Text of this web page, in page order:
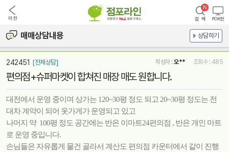
매매상담내용 상담하기
242451 [전체상담] 작성자 : 오** 조회수 : 485
편의점+슈퍼마켓이 합쳐진 매장 매도 원합니다.
대전에서 운영 중이며 상가는 120~30평 정도 되고 20~30평 정도는 전
대차 계약이 되어 옷가게가 운영되고 있고
나머지 약 100평 정도 공간에는 반은 이마트24편의점 , 반은 개인 마트
로 운영 중입니다.
손님들은 자유롭게 물건 골라서 계산도 편의점 카운터에서 같이 진행